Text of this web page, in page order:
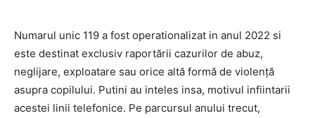
Numarul unic 119 a fost operationalizat in anul 2022 si
este destinat exclusiv raportării cazurilor de abuz,
neglijare, exploatare sau orice altă formă de violență
asupra copilului. Putini au inteles insa, motivul infiintarii
acestei linii telefonice. Pe parcursul anului trecut,